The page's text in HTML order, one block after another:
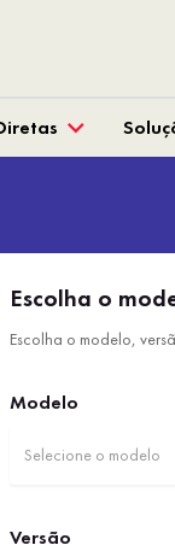
Escolha o
Escolha o modelo,
Modelo
Selecione o modelo
Versão